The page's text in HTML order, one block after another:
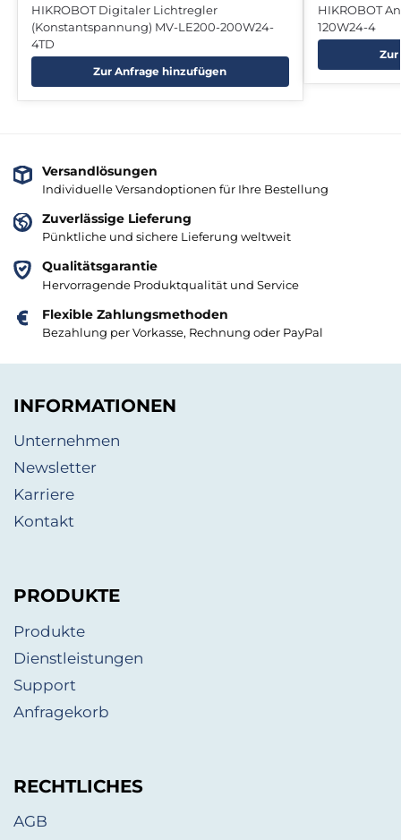
HIKROBOT Digitaler Lichtregler
(Konstantspannung) MV-LE200-200W24-
4TD
Zur Anfrage hinzufügen
HIKROBOT
120W24-4
Versandlösungen
Individuelle Versandoptionen für Ihre Bestellung
Zuverlässige Lieferung
Pünktliche und sichere Lieferung weltweit
Qualitätsgarantie
Hervorragende Produktqualität und Service
Flexible Zahlungsmethoden
Bezahlung per Vorkasse, Rechnung oder PayPal
INFORMATIONEN
Unternehmen
Newsletter
Karriere
Kontakt
PRODUKTE
Produkte
Dienstleistungen
Support
Anfragekorb
RECHTLICHES
AGB